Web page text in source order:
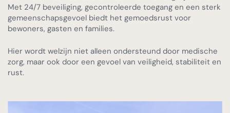
Met 24/7 beveiliging, gecontroleerde toegang en een sterk
gemeenschapsgevoel biedt het gemoedsrust voor
bewoners, gasten en families.
Hier wordt welzijn niet alleen ondersteund door medische
zorg, maar ook door een gevoel van veiligheid, stabiliteit en
rust.